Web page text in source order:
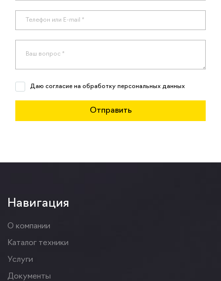
Даю согласие на обработку персональных данных
Навигация
О компании
Каталог техники
Услуги
Документы